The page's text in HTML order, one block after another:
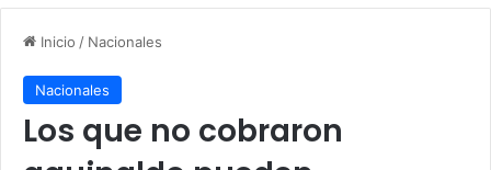
Inicio / Nacionales
Nacionales
Los que no cobraron